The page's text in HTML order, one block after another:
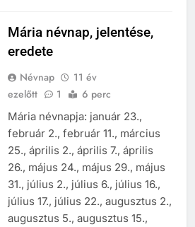
Mária névnap, jelentése,
eredete
Névnap
11 év
ezelőtt
1 6 perc
Mária névnapja: január 23.,
február 2., február 11., március
25., április 2., április 7., április
26., május 24., május 29., május
31., július 2., július 6., július 16.,
július 17., július 22., augusztus 2.,
augusztus 5., augusztus 15.,